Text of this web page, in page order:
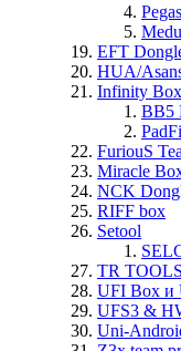
EFT
HUA/
Infinity Box
BB5
FuriouS
Miracle
NCK
RIFF box
Setool
TR
UFI Box и
UFS3 &
Uni-